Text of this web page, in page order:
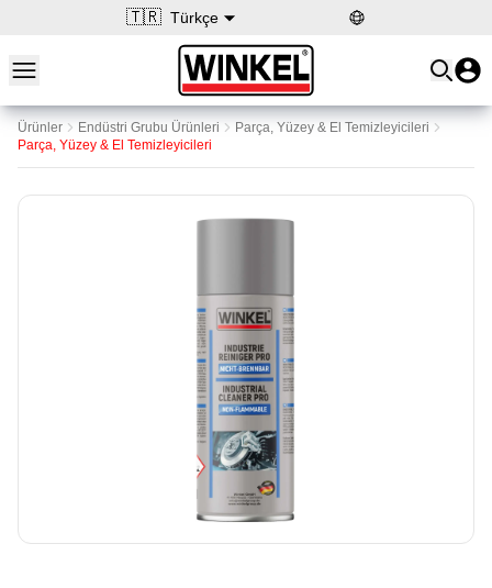
🇹🇷 Türkçe
Open main menu
Winkel
Ürünler Endüstri Grubu Ürünleri
Parça, Yüzey & El Temizleyicileri
Parça, Yüzey & El Temizleyicileri